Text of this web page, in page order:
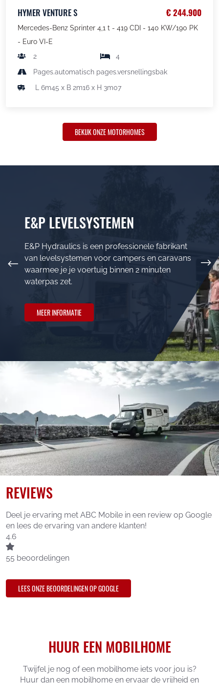
HYMER VENTURE S € 244.900
Mercedes-Benz Sprinter 4,1 t - 419 CDI - 140 KW/190 PK
- Euro VI-E
2
4
Pages.automatisch pages.versnellingsbak
L 6m45 x B 2m16 x H 3m07
BEKIJK ONZE MOTORHOMES
E&P LEVELSYSTEMEN
E&P Hydraulics is een professionele fabrikant
van levelsystemen voor campers en caravans
waarmee je je voertuig binnen 2 minuten
waterpas zet.
MEER INFORMATIE
REVIEWS
Deel je ervaring met ABC Mobile in een review op Google
en lees de ervaring van andere klanten!
4.6
55 beoordelingen
LEES ONZE BEOORDELINGEN OP GOOGLE
HUUR EEN MOBILHOME
Twijfel je nog of een mobilhome iets voor jou is?
Huur dan een mobilhome en ervaar de vrijheid en